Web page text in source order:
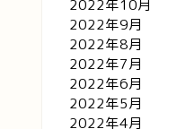
2022年10月
2022年9月
2022年8月
2022年7月
2022年6月
2022年5月
2022年4月